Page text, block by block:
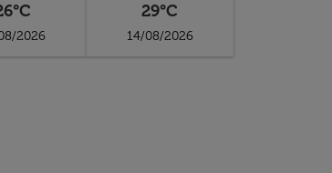
2026
29°C
14/08/2026